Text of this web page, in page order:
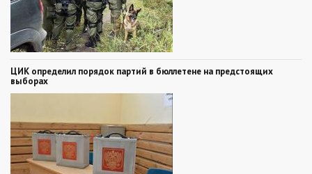
ЦИК определил порядок партий в бюллетене на предстоящих
выборах